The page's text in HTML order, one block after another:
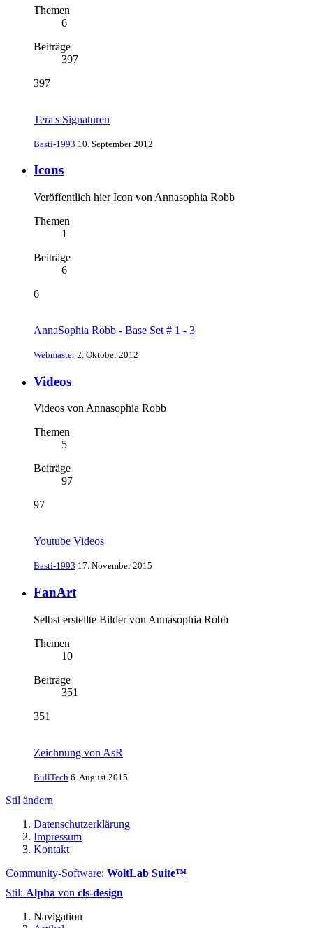
Themen
6
Beiträge
397
397
Tera's Signaturen
Basti-1993 10. September 2012
Icons
Veröffentlich hier Icon von Annasophia Robb
Themen
1
Beiträge
6
6
AnnaSophia Robb - Base Set # 1 - 3
Webmaster 2. Oktober 2012
Videos
Videos von Annasophia Robb
Themen
5
Beiträge
97
97
Youtube Videos
Basti-1993 17. November 2015
FanArt
Selbst erstellte Bilder von Annasophia Robb
Themen
10
Beiträge
351
351
Zeichnung von AsR
BullTech 6. August 2015
Stil ändern
Datenschutzerklärung
Impressum
Kontakt
Community-Software: WoltLab Suite™
Stil: Alpha von cls-design
Navigation